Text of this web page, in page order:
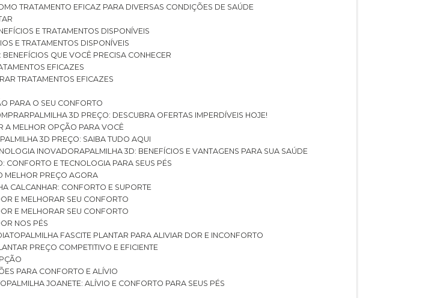
TRATAMENTO EFICAZ PARA DIVERSAS CONDIÇÕES DE SAÚDE
E TRATAMENTOS DISPONÍVEIS
E TRATAMENTOS DISPONÍVEIS
BENEFÍCIOS QUE VOCÊ PRECISA CONHECER
EFICAZES
TRATAMENTOS EFICAZES
PARA O SEU CONFORTO
PALMILHA 3D PREÇO: DESCUBRA OFERTAS IMPERDÍVEIS HOJE!
A MELHOR OPÇÃO PARA VOCÊ
PALMILHA 3D PREÇO: SAIBA TUDO AQUI
INOVADORA PALMILHA 3D: BENEFÍCIOS E VANTAGENS PARA SUA SAÚDE
CONFORTO E TECNOLOGIA PARA SEUS PÉS
MELHOR PREÇO AGORA
CALCANHAR: CONFORTO E SUPORTE
E MELHORAR SEU CONFORTO
E MELHORAR SEU CONFORTO
NOS PÉS
PALMILHA FASCITE PLANTAR PARA ALIVIAR DOR E INCONFORTO
PREÇO COMPETITIVO E EFICIENTE
PARA CONFORTO E ALÍVIO
PALMILHA JOANETE: ALÍVIO E CONFORTO PARA SEUS PÉS